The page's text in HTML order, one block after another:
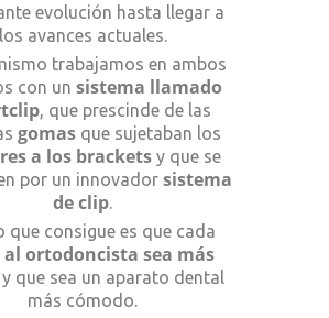
evolución hasta llegar a
los avances actuales.
trabajamos en ambos
con un sistema llamado
, que prescinde de las
gomas que sujetaban los
a los brackets y que se
por un innovador sistema
de clip.
que consigue es que cada
ortodoncista sea más
y que sea un aparato dental
más cómodo.